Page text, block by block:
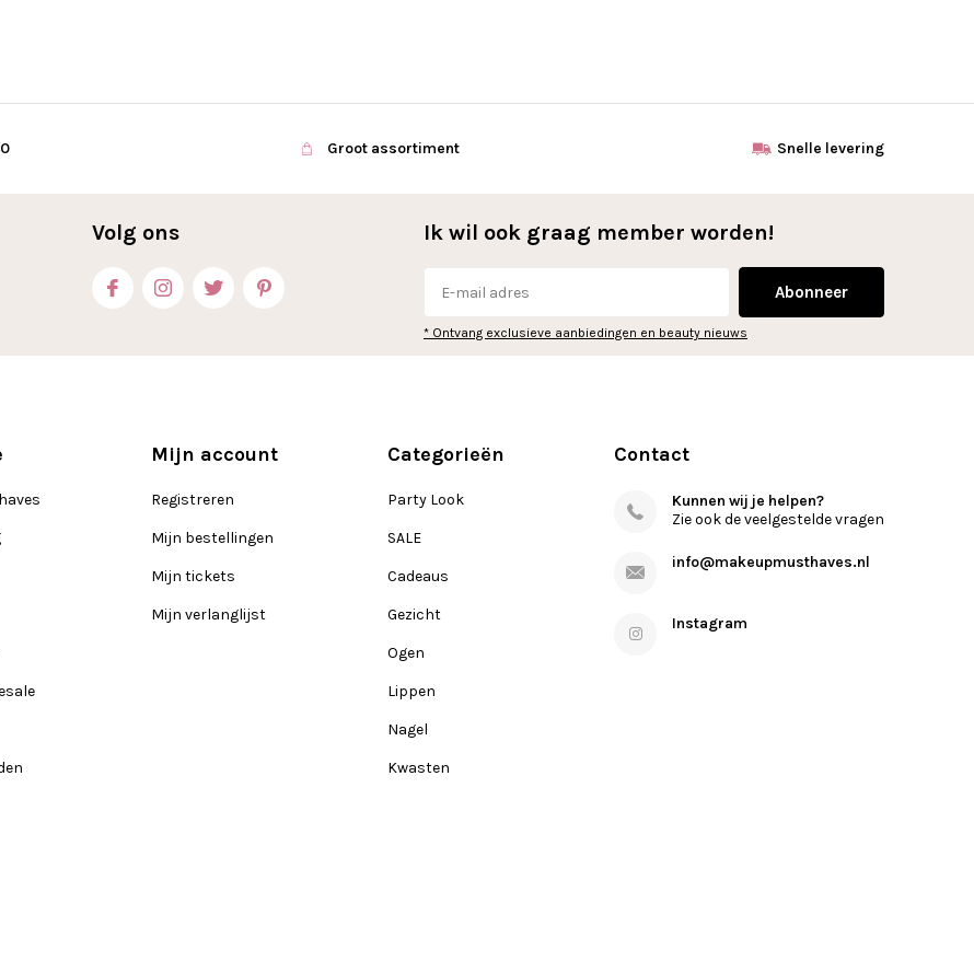
Groot assortiment Snelle levering
Volg ons Ik wil ook graag member worden!
Abonneer
* Ontvang exclusieve aanbiedingen en beauty nieuws
Mijn account
Registreren
Mijn bestellingen
Mijn tickets
Mijn verlanglijst
Categorieën
Party Look
SALE
Cadeaus
Gezicht
Ogen
Lippen
Nagel
Kwasten
Contact
Kunnen wij je helpen?
Zie ook de veelgestelde vragen
info@makeupmusthaves.nl
Instagram